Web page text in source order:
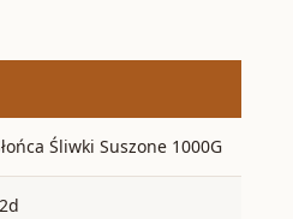
Śliwki Suszone 1000G